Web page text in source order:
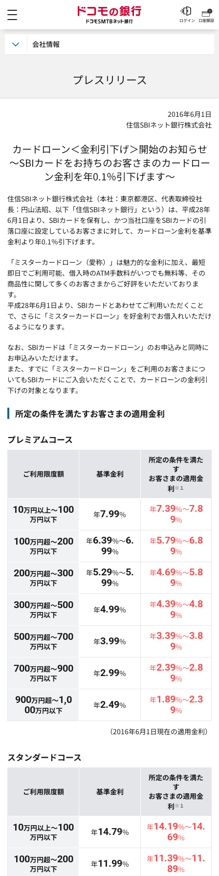
ドコモの銀行 ドコモ
口座開設
ログイン
プレスリリース
2016年6月1日
住信SBIネット銀行株式会社
カードローン＜金利引下げ＞開始のお知らせ
～SBIカードをお持ちのお客さまのカードロー
ン金利を年0.1％引下げます～
住信SBIネット銀行株式会社（本社：東京都港区、代表取締役社
長：円山法昭、以下「住信SBIネット銀行」という）は、平成28年
6月1日より、SBIカードを保有し、かつ当社口座をSBIカードの引
落口座に設定しているお客さまに対して、カードローン金利を基準
金利より年0.1％引下げます。
「ミスターカードローン（愛称）」は魅力的な金利に加え、最短
即日でご利用可能、借入時のATM手数料がいつでも無料等、その
商品性に関して多くのお客さまからご好評をいただいておりま
す。
平成28年6月1日より、SBIカードとあわせてご利用いただくこと
で、さらに「ミスターカードローン」を好金利でお借入れいただけ
るようになります。
なお、SBIカードは「ミスターカードローン」のお申込みと同時に
お申込みいただけます。
また、すでに「ミスターカードローン」をご利用のお客さまにつ
いてもSBIカードにご入会いただくことで、カードローンの金利引
下げの対象となります。
所定の条件を満たすお客さまの適用金利
プレミアムコース
ご利用限度額 基準金利
所定の条件を満た
す
お客さまの適用金
利※１
10万円以上～100
万円以下 年7.99％
年7.39％～7.8
9％
100万円超～200
万円以下
年6.39％～6.
99％
年5.79％～6.8
9％
200万円超～300
万円以下
年5.29％～5.
99％
年4.69％～5.8
9％
300万円超～500
万円以下 年4.99％
年4.39％～4.8
9％
500万円超～700
万円以下 年3.99％
年3.39％～3.8
9％
700万円超～900
万円以下 年2.99％
年2.39％～2.8
9％
900万円超～1,0
00万円以下
年2.49％
年1.89％～2.3
9％
（2016年6月1日現在の適用金利）
スタンダードコース
ご利用限度額 基準金利
所定の条件を満た
す
お客さまの適用金
利※１
10万円以上～100
万円以下 年14.79％
年14.19％～14.
69％
100万円超～200
万円以下 年11.99％
年11.39％～11.
89％
会社情報